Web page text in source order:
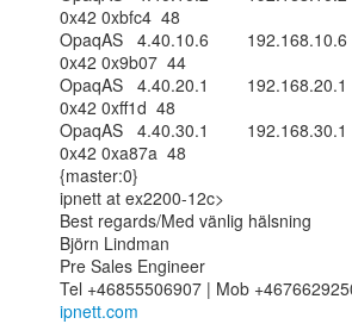
0x42 0xbfc4  48
OpaqAS   4.40.10.6
0x42 0x9b07  44
OpaqAS   4.40.20.1
0x42 0xff1d  48
OpaqAS   4.40.30.1
0x42 0xa87a  48
{master:0}
ipnett at ex2200-12c>
Best regards/Med vänlig hälsning
Björn Lindman
Pre Sales Engineer
ipnett.com